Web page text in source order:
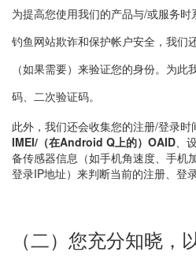
为提高您使用我们的产品与/或服务
钓鱼网站欺诈和保护帐户安全，我们
（如果需要）来验证您的身份。为
码、二次验证码。
此外，我们还会收集您的注册/登录
IMEI/（在Android Q上的）OAID、
备传感器信息（如手机角速度、手机
登录IP地址）来判断当前的注册、登
（二）您充分知晓，